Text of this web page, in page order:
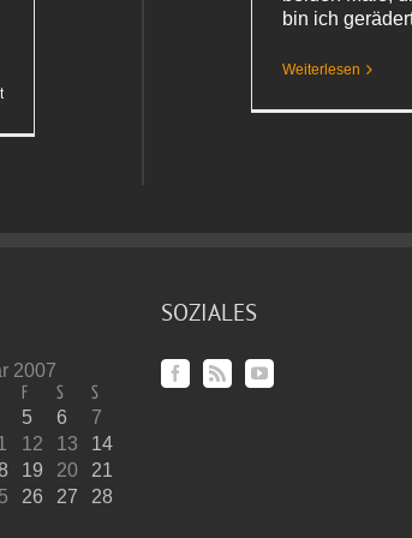
für
bin ich
Weiterlesen
2007
F S S
5 6
7
12 13
14
19 20
21
26 27
28
SOZIALES